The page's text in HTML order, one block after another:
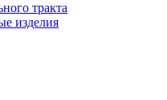
тракта
изделия